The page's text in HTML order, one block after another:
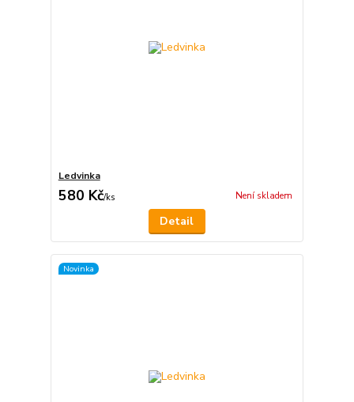
Ledvinka
580 Kč/ks Není skladem
Detail
Novinka